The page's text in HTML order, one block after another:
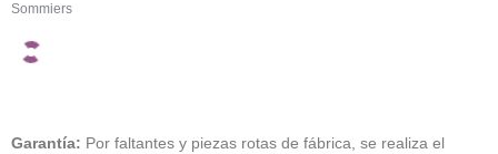
Sommiers
Garantía: Por faltantes y piezas rotas de fábrica, se realiza el